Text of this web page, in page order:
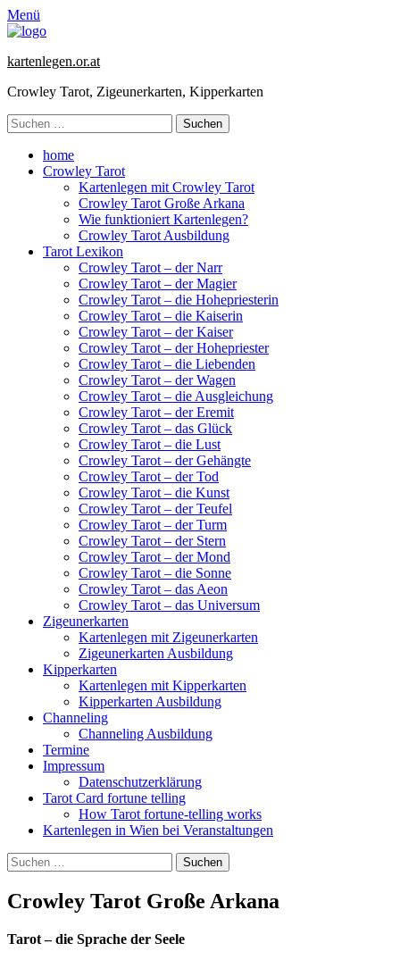
Menü
kartenlegen.or.at
Crowley Tarot, Zigeunerkarten, Kipperkarten
Suchen
nach:
Primäres
Menü
Zum
Inhalt
home
Crowley Tarot
Kartenlegen mit Crowley Tarot
Crowley Tarot Große Arkana
Wie funktioniert Kartenlegen?
Crowley Tarot Ausbildung
Tarot Lexikon
Crowley Tarot – der Narr
Crowley Tarot – der Magier
Crowley Tarot – die Hohepriesterin
Crowley Tarot – die Kaiserin
Crowley Tarot – der Kaiser
Crowley Tarot – der Hohepriester
Crowley Tarot – die Liebenden
Crowley Tarot – der Wagen
Crowley Tarot – die Ausgleichung
Crowley Tarot – der Eremit
Crowley Tarot – das Glück
Crowley Tarot – die Lust
Crowley Tarot – der Gehängte
Crowley Tarot – der Tod
Crowley Tarot – die Kunst
Crowley Tarot – der Teufel
Crowley Tarot – der Turm
Crowley Tarot – der Stern
Crowley Tarot – der Mond
Crowley Tarot – die Sonne
Crowley Tarot – das Aeon
Crowley Tarot – das Universum
Zigeunerkarten
Kartenlegen mit Zigeunerkarten
Zigeunerkarten Ausbildung
Kipperkarten
Kartenlegen mit Kipperkarten
Kipperkarten Ausbildung
Channeling
Channeling Ausbildung
Termine
Impressum
Datenschutzerklärung
Tarot Card fortune telling
How Tarot fortune-telling works
Kartenlegen in Wien bei Veranstaltungen
Suchen
Suchen
nach:
Crowley Tarot Große Arkana
Tarot – die Sprache der Seele